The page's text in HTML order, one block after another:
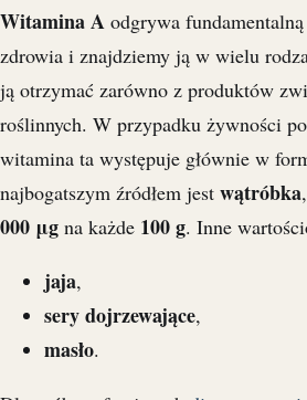
Witamina A odgrywa
zdrowia i znajdziemy ją w wielu
ją otrzymać zarówno z produktów
roślinnych. W przypadku żywności
witamina ta występuje głównie w
najbogatszym źródłem jest wątróbka
000 μg na każde 100 g. Inne
jaja,
sery dojrzewające,
masło.